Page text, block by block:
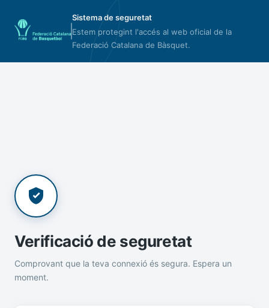
Sistema de seguretat
Estem protegint l'accés al web oficial de la
Federació Catalana de Bàsquet.
Verificació de seguretat
Comprovant que la teva connexió és segura. Espera un
moment.